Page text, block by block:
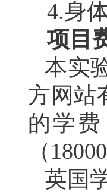
4.身
项目
本实
方网站
的学
（ 18000
英国